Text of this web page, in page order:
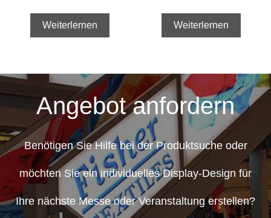
Weiterlernen Weiterlernen
Angebot anfordern
Benötigen Sie Hilfe bei der Produktsuche oder
möchten Sie ein individuelles Display-Design für
Ihre nächste Messe oder Veranstaltung erstellen?